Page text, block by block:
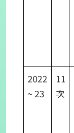
2022
~ 23
11
次